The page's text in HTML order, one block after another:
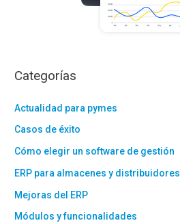
Categorías
Actualidad para pymes
Casos de éxito
Cómo elegir un software de gestión
ERP para almacenes y distribuidores
Mejoras del ERP
Módulos y funcionalidades